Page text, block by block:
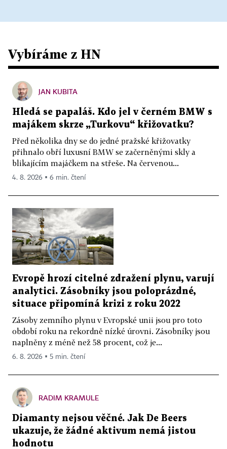
Vybíráme z HN
JAN KUBITA
Hledá se papaláš. Kdo jel v černém BMW s
majákem skrze „Turkovu“ křižovatku?
Před několika dny se do jedné pražské křižovatky
přihnalo obří luxusní BMW se začerněnými skly a
blikajícím majáčkem na střeše. Na červenou...
4. 8. 2026 ▪ 6 min. čtení
Evropě hrozí citelné zdražení plynu, varují
analytici. Zásobníky jsou poloprázdné,
situace připomíná krizi z roku 2022
Zásoby zemního plynu v Evropské unii jsou pro toto
období roku na rekordně nízké úrovni. Zásobníky jsou
naplněny z méně než 58 procent, což je...
6. 8. 2026 ▪ 5 min. čtení
RADIM KRAMULE
Diamanty nejsou věčné. Jak De Beers
ukazuje, že žádné aktivum nemá jistou
hodnotu